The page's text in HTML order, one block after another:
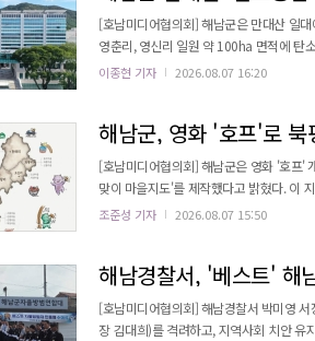
[호남미디어협의회] 해남군은 만대산 일
영춘리, 영신리 일원 약 100ha 면적에 탄
번 사업은 2024년부터 2028년까지 5년
이종현 기자 2026.08.07 16:20
해남군, 영화 '호프'로
[호남미디어협의회] 해남군은 영화 '호프'
맞이 마을지도'를 제작했다고 밝혔다. 이
됐다. 이번 지도 제작에는 북평면 주민과 마을리더, 청년 2030세대 등 20여 명이 함께 참여했다. 이들은 지역의 숨은
조준성 기자 2026.08.07 15:50
해남경찰서, '베스트' 해
[호남미디어협의회] 해남경찰서 박미영
장 김대희)를 격려하고, 지역사회 치안 유지에